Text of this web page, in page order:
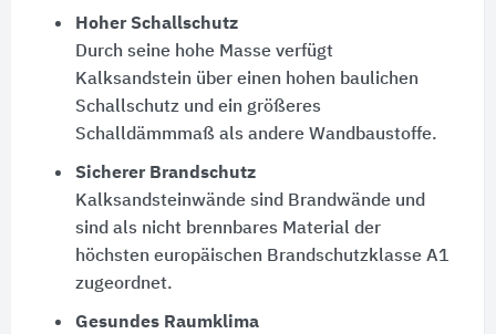
Hoher Schallschutz
Durch seine hohe Masse verfügt
Kalksandstein über einen hohen baulichen
Schallschutz und ein größeres
Schalldämmmaß als andere Wandbaustoffe.
Sicherer Brandschutz
Kalksandsteinwände sind Brandwände und
sind als nicht brennbares Material der
höchsten europäischen Brandschutzklasse A1
zugeordnet.
Gesundes Raumklima